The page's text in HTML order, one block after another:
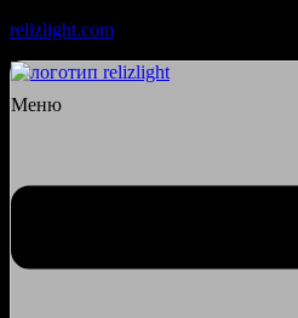
relizlight.com
Меню